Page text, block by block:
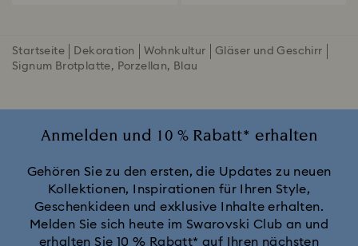
Startseite Dekoration Wohnkultur
Gläser und Geschirr
Signum Brotplatte, Porzellan, Blau
Anmelden und 10 % Rabatt* erhalten
Gehören Sie zu den ersten, die Updates zu neuen
Kollektionen, Inspirationen für Ihren Style,
Geschenkideen und exklusive Inhalte erhalten.
Melden Sie sich heute im Swarovski Club an und
erhalten Sie 10 % Rabatt* auf Ihren nächsten